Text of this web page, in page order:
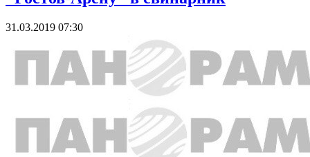
31.03.2019 07:30